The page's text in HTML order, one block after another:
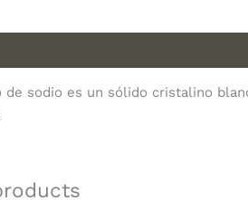
de sodio es un sólido cristalino